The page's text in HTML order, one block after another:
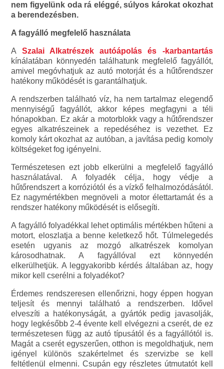
nem figyelünk oda rá eléggé, súlyos károkat okozhat
a berendezésben.
A fagyálló megfelelő használata
A Szalai Alkatrészek autóápolás és -karbantartás
kínálatában könnyedén találhatunk megfelelő fagyállót,
amivel megóvhatjuk az autó motorját és a hűtőrendszer
hatékony működését is garantálhatjuk.
A rendszerben található víz, ha nem tartalmaz elegendő
mennyiségű fagyállót, akkor képes megfagyni a téli
hónapokban. Ez akár a motorblokk vagy a hűtőrendszer
egyes alkatrészeinek a repedéséhez is vezethet. Ez
komoly kárt okozhat az autóban, a javítása pedig komoly
költségeket fog igényelni.
Természetesen ezt jobb elkerülni a megfelelő fagyálló
használatával. A folyadék célja, hogy védje a
hűtőrendszert a korróziótól és a vízkő felhalmozódásától.
Ez nagymértékben megnöveli a motor élettartamát és a
rendszer hatékony működését is elősegíti.
A fagyálló folyadékkal lehet optimális mértékben hűteni a
motort, eloszlatja a benne keletkező hőt. Túlmelegedés
esetén ugyanis az mozgó alkatrészek komolyan
károsodhatnak. A fagyállóval ezt könnyedén
elkerülhetjük. A leggyakoribb kérdés általában az, hogy
mikor kell cserélni a folyadékot?
Érdemes rendszeresen ellenőrizni, hogy éppen hogyan
teljesít és mennyi található a rendszerben. Idővel
elveszíti a hatékonyságát, a gyártók pedig javasolják,
hogy legkésőbb 2-4 évente kell elvégezni a cserét, de ez
természetesen függ az autó típusától és a fagyállótól is.
Magát a cserét egyszerűen, otthon is megoldhatjuk, nem
igényel különös szakértelmet és szervizbe se kell
feltétlenül elmenni. Csupán egy részletes útmutatót kell